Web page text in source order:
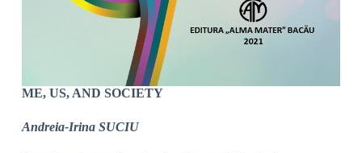
ME, US, AND SOCIETY
Andreia-Irina SUCIU